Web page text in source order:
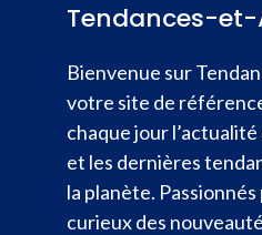
Tendances-
Bienvenue sur
votre site de
chaque jour
et les dernières
la planète.
curieux des